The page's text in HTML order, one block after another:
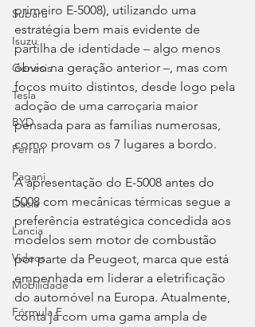
Subaru
Isuzu
Genesis
Tesla
BYD
Ferrari
Pagani
Dacia
Lancia
Videos
Mobilidade
Fórmula E
primeiro E-5008), utilizando uma
estratégia bem mais evidente de
partilha de identidade – algo menos
óbvio na geração anterior –, mas com
focos muito distintos, desde logo pela
adoção de uma carroçaria maior
pensada para as famílias numerosas,
como provam os 7 lugares a bordo.
A apresentação do E-5008 antes do
5008 com mecânicas térmicas segue a
preferência estratégica concedida aos
modelos sem motor de combustão
por parte da Peugeot, marca que está
empenhada em liderar a eletrificação
do automóvel na Europa. Atualmente,
conta já com uma gama ampla de